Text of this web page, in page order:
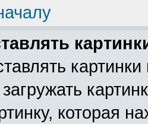
которая